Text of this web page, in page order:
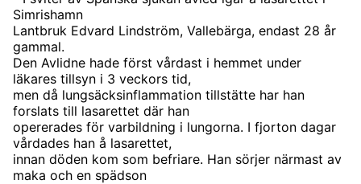
Simrishamn
Lantbruk Edvard Lindström, Vallebärga, endast 28 år
gammal.
Den Avlidne hade först vårdast i hemmet under
läkares tillsyn i 3 veckors tid,
men då lungsäcksinflammation tillstätte har han
forslats till lasarettet där han
opererades för varbildning i lungorna. I fjorton dagar
vårdades han å lasarettet,
innan döden kom som befriare. Han sörjer närmast av
maka och en spädson